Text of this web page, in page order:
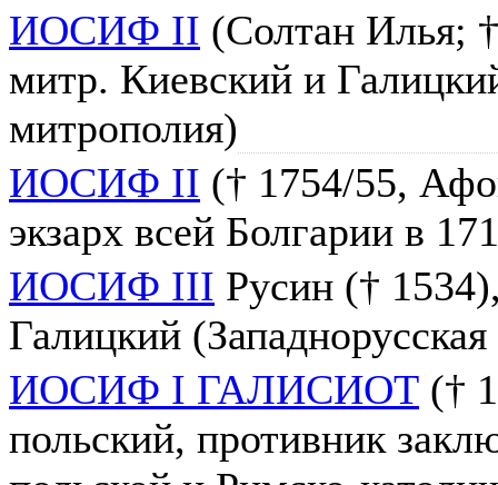
ИОСИФ II (Солтан Илья;
митр. Киевский и
митрополия)
ИОСИФ II († 1754/55,
экзарх всей Болгарии в
ИОСИФ III Русин (†
Галицкий
ИОСИФ I ГАЛИСИОТ (†
польский, противник